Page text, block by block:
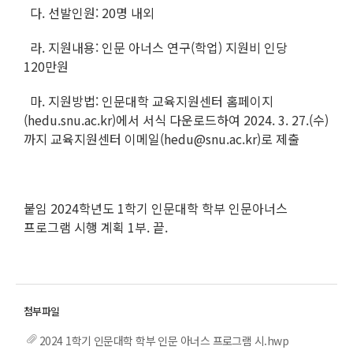
다. 선발인원: 20명 내외
라. 지원내용: 인문 아너스 연구(학업) 지원비 인당
120만원
마. 지원방법: 인문대학 교육지원센터 홈페이지
(hedu.snu.ac.kr)에서 서식 다운로드하여 2024. 3. 27.(수)
까지 교육지원센터 이메일(hedu@snu.ac.kr)로 제출
붙임 2024학년도 1학기 인문대학 학부 인문아너스
프로그램 시행 계획 1부. 끝.
2024 1학기 인문대학 학부 인문 아너스 프로그램 시.hwp